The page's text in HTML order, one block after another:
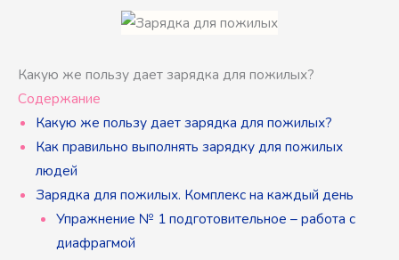
Какую же пользу дает зарядка для пожилых?
Содержание
Какую же пользу дает зарядка для пожилых?
Как правильно выполнять зарядку для пожилых
людей
Зарядка для пожилых. Комплекс на каждый день
Упражнение № 1 подготовительное – работа с
диафрагмой